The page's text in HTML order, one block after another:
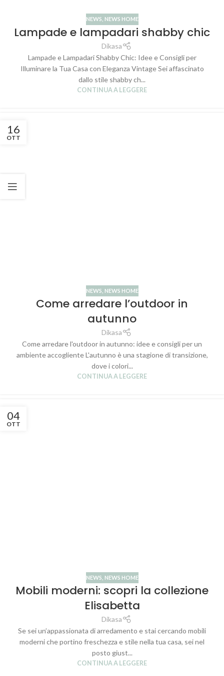
NEWS NEWS HOME
Lampade e lampadari shabby chic
Dikasa
Lampade e Lampadari Shabby Chic: Idee e Consigli per
Illuminare la Tua Casa con Eleganza Vintage Sei affascinato
dallo stile shabby ch...
CONTINUA A LEGGERE
16
OTT
NEWS NEWS HOME
Come arredare l’outdoor in
autunno
Dikasa
Come arredare l'outdoor in autunno: idee e consigli per un
ambiente accogliente L'autunno è una stagione di transizione,
dove i colori...
CONTINUA A LEGGERE
04
OTT
NEWS NEWS HOME
Mobili moderni: scopri la collezione
Elisabetta
Dikasa
Se sei un’appassionata di arredamento e stai cercando mobili
moderni che portino freschezza e stile nella tua casa, sei nel
posto giust...
CONTINUA A LEGGERE